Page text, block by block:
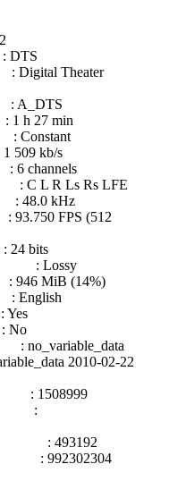
Theater
min
kb/s
R Ls Rs LFE
kHz
FPS (512
bits
: Lossy
MiB (14%)
2010-02-22
1508999
:
: 493192
: 992302304